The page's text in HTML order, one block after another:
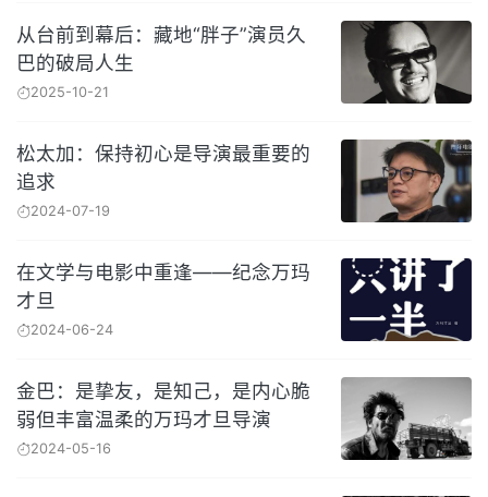
从台前到幕后：藏地“胖子”演员久
巴的破局人生
2025-10-21
松太加：保持初心是导演最重要的
追求
2024-07-19
在文学与电影中重逢——纪念万玛
才旦
2024-06-24
金巴：是挚友，是知己，是内心脆
弱但丰富温柔的万玛才旦导演
2024-05-16